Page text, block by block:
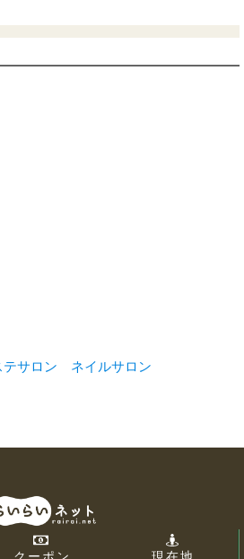
テサロン ネイルサロン
クーポン 現在地